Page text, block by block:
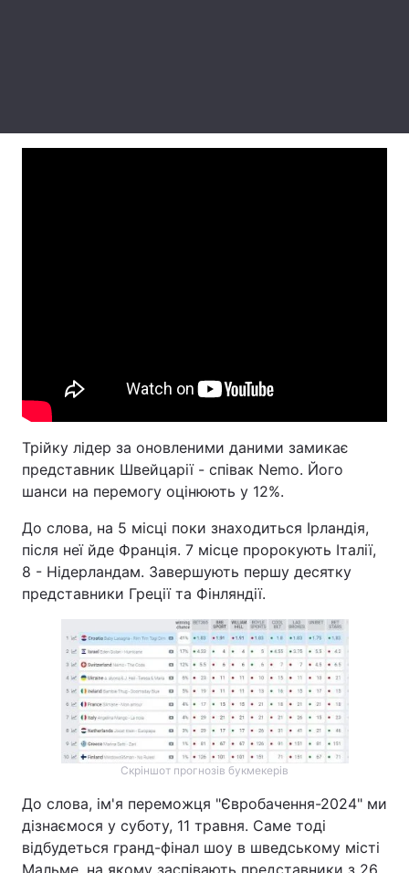
Трійку лідер за оновленими даними замикає
представник Швейцарії - співак Nemo. Його
шанси на перемогу оцінюють у 12%.
До слова, на 5 місці поки знаходиться Ірландія,
після неї йде Франція. 7 місце пророкують Італії,
8 - Нідерландам. Завершують першу десятку
представники Греції та Фінляндії.
Скріншот прогнозів букмекерів
До слова, ім'я переможця "Євробачення-2024" ми
дізнаємося у суботу, 11 травня. Саме тоді
відбудеться гранд-фінал шоу в шведському місті
Мальме, на якому заспівають представники з 26